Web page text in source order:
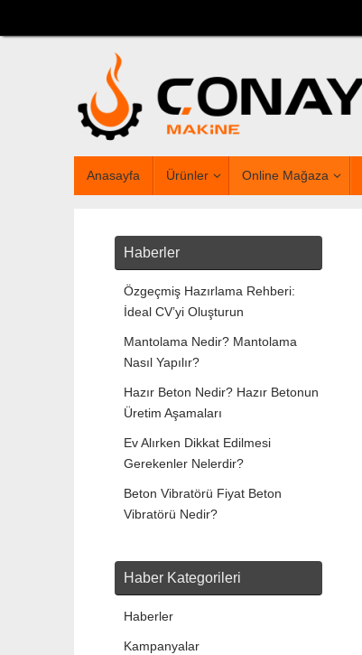
Anasayfa Ürünler Online Mağaza
Haberler
Özgeçmiş Hazırlama Rehberi:
İdeal CV’yi Oluşturun
Mantolama Nedir? Mantolama
Nasıl Yapılır?
Hazır Beton Nedir? Hazır Betonun
Üretim Aşamaları
Ev Alırken Dikkat Edilmesi
Gerekenler Nelerdir?
Beton Vibratörü Fiyat Beton
Vibratörü Nedir?
Haber Kategorileri
Haberler
Kampanyalar